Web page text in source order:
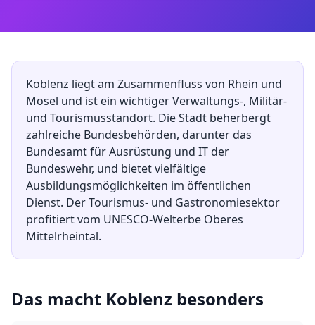
Koblenz liegt am Zusammenfluss von Rhein und
Mosel und ist ein wichtiger Verwaltungs-, Militär-
und Tourismusstandort. Die Stadt beherbergt
zahlreiche Bundesbehörden, darunter das
Bundesamt für Ausrüstung und IT der
Bundeswehr, und bietet vielfältige
Ausbildungsmöglichkeiten im öffentlichen
Dienst. Der Tourismus- und Gastronomiesektor
profitiert vom UNESCO-Welterbe Oberes
Mittelrheintal.
Das macht Koblenz besonders